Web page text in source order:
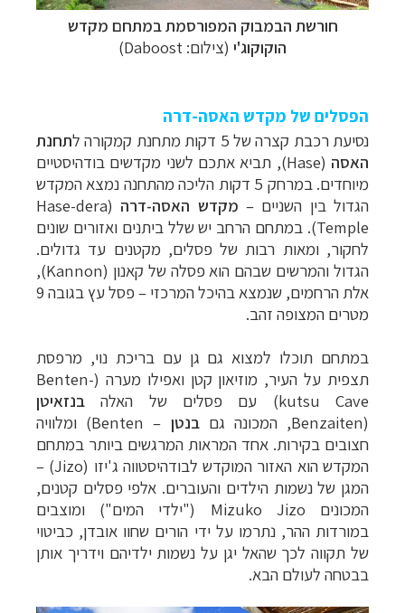
חורשת הבמבוק המפורסמת במתחם מקדש
הוקוקוג'י (צילום: Daboost)
הפסלים של מקדש האסה-דרה
נסיעת רכבת קצרה של 5 דקות מתחנת קמקורה ל
תחנת
האסה
(Hase), תביא אתכם לשני מקדשים בודהיסטיים
מיוחדים. במרחק 5 דקות הליכה מהתחנה נמצא המקדש
הגדול בין השניים – מקדש האסה-דרה
(Hase-dera
Temple). במתחם הרחב יש שלל ביתנים ואזורים שונים
לחקור, ומאות רבות של פסלים, מקטנים עד גדולים.
הגדול והמרשים שבהם הוא פסלה של קאנון (Kannon),
אלת הרחמים, שנמצא בהיכל המרכזי – פסל עץ בגובה 9
מטרים המצופה זהב.
במתחם תוכלו למצוא גם גן עם בריכת נוי, מרפסת
תצפית על העיר, מוזיאון קטן ואפילו מערה (Benten-
kutsu Cave) עם פסלים של האלה
בנזאיטן
(Benzaiten, המכונה גם
בנטן
– Benten) ומלוויה
חצובים בקירות. אחד המראות המרגשים ביותר במתחם
המקדש הוא האזור המוקדש לבודהיסטווה ג'יזו (Jizo) –
המגן של נשמות הילדים והעוברים. אלפי פסלים קטנים,
המכונים Mizuko Jizo ("ילדי המים") ומוצבים
במורדות ההר, נתרמו על ידי הורים שחוו אובדן, כביטוי
של תקווה לכך שהאל יגן על נשמות ילדיהם וידריך אותן
בבטחה לעולם הבא.